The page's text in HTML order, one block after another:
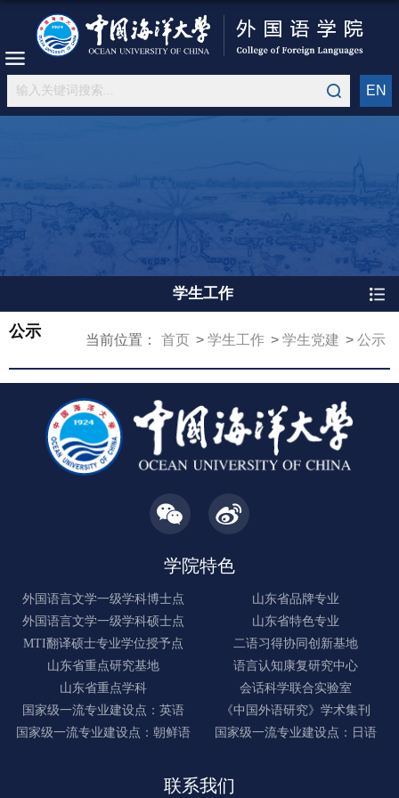
EN
学生工作
当前位置： 首页 学生工作 学生党建 公示
公示
学院特色
外国语言文学一级学科博士点
山东省品牌专业
外国语言文学一级学科硕士点
山东省特色专业
MTI翻译硕士专业学位授予点
二语习得协同创新基地
山东省重点研究基地
语言认知康复研究中心
山东省重点学科
会话科学联合实验室
国家级一流专业建设点：英语
《中国外语研究》学术集刊
国家级一流专业建设点：朝鲜语
国家级一流专业建设点：日语
联系我们